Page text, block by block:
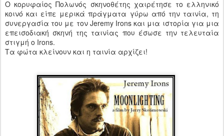
Ο κορυφαίος Πολωνός σκηνοθέτης χαιρέτησε το ελληνικό
κοινό και είπε μερικά πράγματα γύρω από την ταινία, τη
συνεργασία του με τον Jeremy Irons και μια ιστορία για μια
επεισοδιακή σκηνή της ταινίας που έσωσε την τελευταία
στιγμή ο Irons.
Τα φώτα κλείνουν και η ταινία αρχίζει!